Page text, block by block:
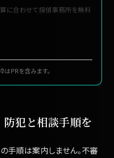
に合わせて探偵事務所を無料
はPRを含みます。
犯と相談手順を
手順は案内しません。不審